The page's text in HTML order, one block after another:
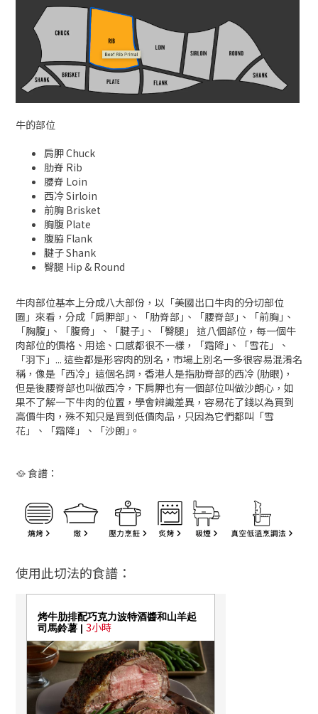
牛的部位
肩胛 Chuck
肋脊 Rib
腰脊 Loin
西冷 Sirloin
前胸 Brisket
胸腹 Plate
腹脇 Flank
腱子 Shank
臀腿 Hip & Round
牛肉部位基本上分成八大部份，以「美國出口牛肉的分切部位
圖」來看，分成「肩胛部｣、「肋脊部｣、「腰脊部｣、「前胸｣、
「胸腹｣、「腹脅」、「腱子｣、「臀腿」 這八個部位，每一個牛
肉部位的價格、用途、口感都很不一樣，「霜降｣、「雪花」、
「羽下」... 這些都是形容肉的別名，市場上別名一多很容易混淆名
稱，像是「西冷」這個名詞，香港人是指肋脊部的西冷 (肋眼)，
但是後腰脊部也叫做西冷，下肩胛也有一個部位叫做沙朗心，如
果不了解一下牛肉的位置，學會辨識差異，容易花了錢以為買到
高價牛肉，殊不知只是買到低價肉品，只因為它們都叫「雪
花」、「霜降」、「沙朗｣。
🥘 食譜：
使用此切法的食譜：
烤牛肋排配巧克力波特酒醬和山羊起
司馬鈴薯 | 3小時